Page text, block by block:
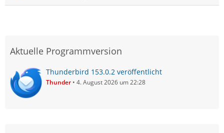
Aktuelle Programmversion
Thunderbird 153.0.2 veröffentlicht
Thunder 4. August 2026 um 22:28